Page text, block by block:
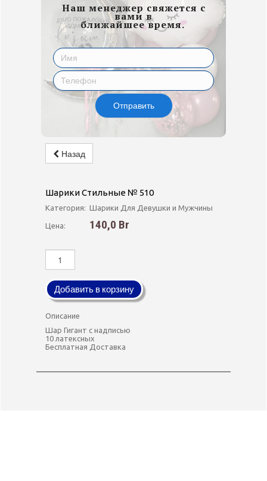
Наш менеджер свяжется с
вами в
ближайшее время.
Отправить
Назад
Шарики Стильные № 510
Категория: Шарики Для Девушки и Мужчины
Цена: 140,0 Br
Добавить в корзину
Описание
Шар Гигант с надписью
10 латексных
Бесплатная Доставка